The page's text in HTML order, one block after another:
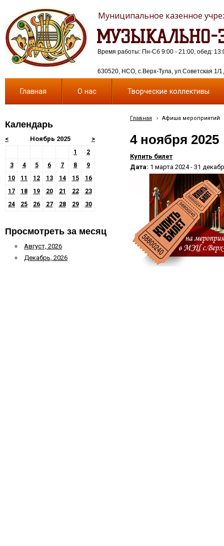
МУЗЫКАЛЬНО-
Муниципальное казенное
630520, НСО, с.Верх-Тула, ул.Советская 1/
Время работы: Пн-Сб 9:00 - 21:00, обед:
Главная О нас Творческие коллективы
Календарь
< >
Ноябрь 2025
1
2
3
4 5 6 7 8
9
10
11 12 13 14 15
16
17
18 19 20 21 22
23
24
25 26 27 28 29 30
Просмотреть за месяц
Август, 2026
Декабрь, 2026
Главная › Афиша мероприятий
4 ноября 2025
Купить билет
Дата: 1 марта 2024 - 31